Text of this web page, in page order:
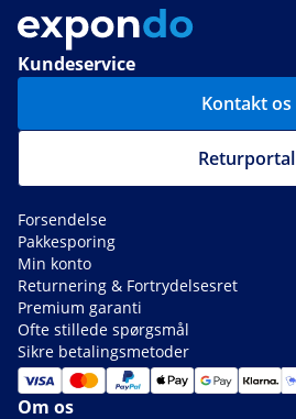
Kundeservice
Kontakt os
Returportal
Forsendelse
Pakkesporing
Min konto
Returnering & Fortrydelsesret
Premium garanti
Ofte stillede spørgsmål
Sikre betalingsmetoder
Om os